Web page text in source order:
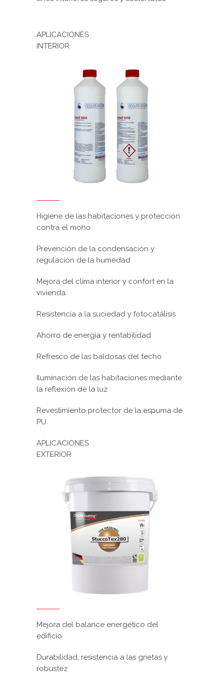
APLICACIONES
INTERIOR
Higiene de las habitaciones y protección
contra el moho
Prevención de la condensación y
regulación de la humedad
Mejora del clima interior y confort en la
vivienda
Resistencia a la suciedad y fotocatálisis
Ahorro de energía y rentabilidad
Refresco de las baldosas del techo
Iluminación de las habitaciones mediante
la reflexión de la luz
Revestimiento protector de la espuma de
PU
APLICACIONES
EXTERIOR
Mejora del balance energético del
edificio
Durabilidad, resistencia a las grietas y
robustez